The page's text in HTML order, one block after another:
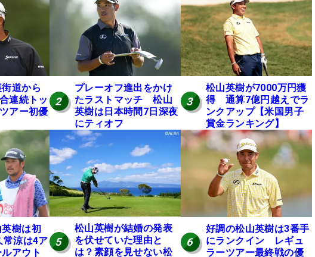
道から
連続トッ
アー初優
2
プレーオフ進出をかけ
たラストマッチ 松山
英樹は日本時間7日深夜
にティオフ
3
松山英樹が7000万円獲
得 通算7億円越えでラ
ンクアップ【米国男子
賞金ランキング】
英樹は初
涼は4ア
アウト
5
松山英樹が結婚の発表
を伏せていた理由と
は？素顔を見せない松
6
好調の松山英樹は3番手
にランクイン レギュ
ラーツアー最終戦の優